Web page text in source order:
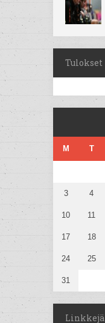
Tulokset
M T
3 4
10 11
17 18
24 25
31
Linkkejä